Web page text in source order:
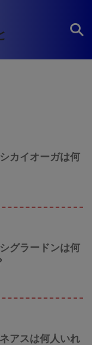
カイオーガは何
グラードンは何
アスは何人いれ